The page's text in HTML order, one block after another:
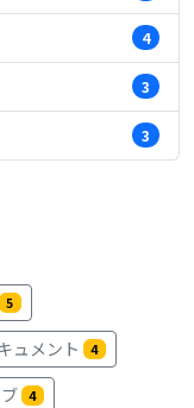
4
3
3
5
ュメント 4
4